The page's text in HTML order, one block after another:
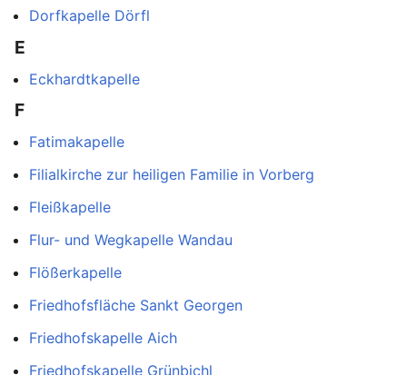
Dorfkapelle Dörfl
E
Eckhardtkapelle
F
Fatimakapelle
Filialkirche zur heiligen Familie in Vorberg
Fleißkapelle
Flur- und Wegkapelle Wandau
Flößerkapelle
Friedhofsfläche Sankt Georgen
Friedhofskapelle Aich
Friedhofskapelle Grünbichl